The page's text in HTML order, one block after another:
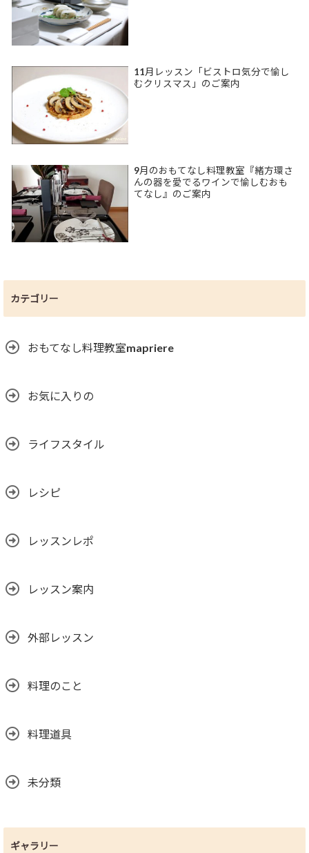
11月レッスン「ビストロ気分で愉し
むクリスマス」のご案内
9月のおもてなし料理教室『緒方環さ
んの器を愛でるワインで愉しむおも
てなし』のご案内
カテゴリー
おもてなし料理教室mapriere
お気に入りの
ライフスタイル
レシピ
レッスンレポ
レッスン案内
外部レッスン
料理のこと
料理道具
未分類
ギャラリー